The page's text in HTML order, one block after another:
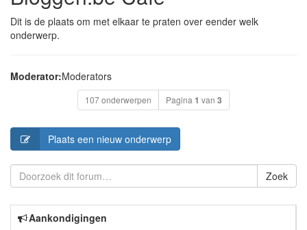
Dit is de plaats om met elkaar te praten over eender welk
onderwerp.
Moderator:Moderators
107 onderwerpen Pagina 1 van 3
Plaats een nieuw onderwerp
Zoek
Aankondigingen